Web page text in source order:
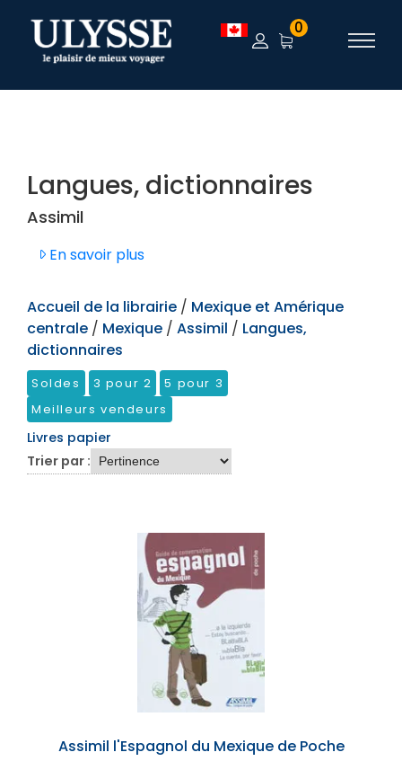
TEST 0
Langues, dictionnaires
Assimil
En savoir plus
Accueil de la librairie / Mexique et Amérique
centrale / Mexique / Assimil / Langues,
dictionnaires
Soldes 3 pour 2
5 pour 3
Meilleurs vendeurs
Livres papier
Trier par :
Assimil l'Espagnol du Mexique de Poche